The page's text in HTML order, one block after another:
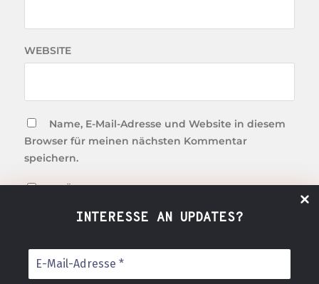
INTERESSE AN UPDATES?
WEBSITE
Name, E-Mail-Adresse und Website in diesem
Browser für meinen nächsten Kommentar
speichern.
JA, FÜGE MICH ZU DER MAILINGLISTE HINZU!